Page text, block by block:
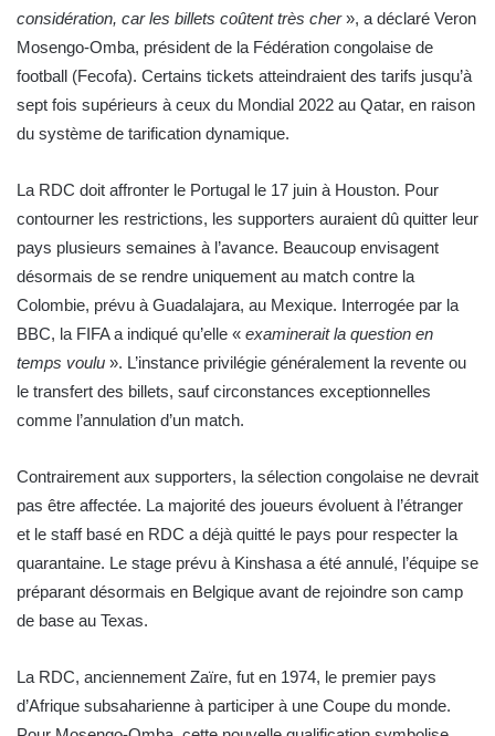
considération, car les billets coûtent très cher», a déclaré Veron
Mosengo-Omba, président de la Fédération congolaise de
football (Fecofa). Certains tickets atteindraient des tarifs jusqu’à
sept fois supérieurs à ceux du Mondial 2022 au Qatar, en raison
du système de tarification dynamique.
La RDC doit affronter le Portugal le 17 juin à Houston. Pour
contourner les restrictions, les supporters auraient dû quitter leur
pays plusieurs semaines à l’avance. Beaucoup envisagent
désormais de se rendre uniquement au match contre la
Colombie, prévu à Guadalajara, au Mexique. Interrogée par la
BBC, la FIFA a indiqué qu’elle « examinerait la question en
temps voulu ». L’instance privilégie généralement la revente ou
le transfert des billets, sauf circonstances exceptionnelles
comme l’annulation d’un match.
Contrairement aux supporters, la sélection congolaise ne devrait
pas être affectée. La majorité des joueurs évoluent à l’étranger
et le staff basé en RDC a déjà quitté le pays pour respecter la
quarantaine. Le stage prévu à Kinshasa a été annulé, l’équipe se
préparant désormais en Belgique avant de rejoindre son camp
de base au Texas.
La RDC, anciennement Zaïre, fut en 1974, le premier pays
d’Afrique subsaharienne à participer à une Coupe du monde.